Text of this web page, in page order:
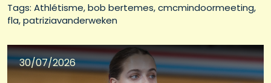
Tags: Athlétisme bob bertemes cmcmindoormeeting
fla patriziavanderweken
30/07/2026